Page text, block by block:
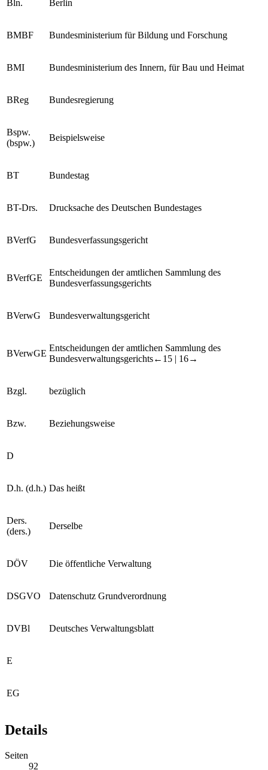
Bln. Berlin
BMBF Bundesministerium für Bildung und Forschung
BMI Bundesministerium des Innern, für Bau und Heimat
BReg Bundesregierung
Bspw.
(bspw.)
Beispielsweise
BT Bundestag
BT-Drs. Drucksache des Deutschen Bundestages
BVerfG Bundesverfassungsgericht
BVerfGE
Entscheidungen der amtlichen Sammlung des
Bundesverfassungsgerichts
BVerwG Bundesverwaltungsgericht
BVerwGE
Entscheidungen der amtlichen Sammlung des
Bundesverwaltungsgerichts←15 | 16→
Bzgl. bezüglich
Bzw. Beziehungsweise
D
D.h. (d.h.) Das heißt
Ders.
(ders.)
Derselbe
DÖV Die öffentliche Verwaltung
DSGVO Datenschutz Grundverordnung
DVBl Deutsches Verwaltungsblatt
E
EG
Details
Seiten
92